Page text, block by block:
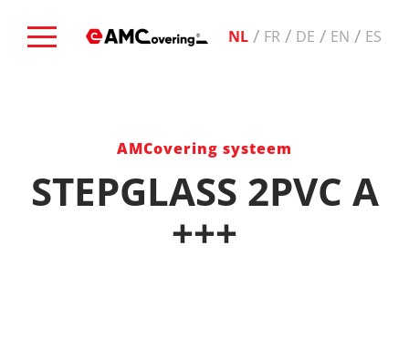
NL / FR / DE / EN / ES
AMCovering systeem
STEPGLASS 2PVC A
+++